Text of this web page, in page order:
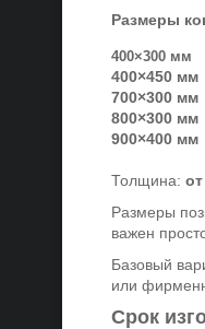
Размеры
400×300 мм
400×450 мм
700×300 мм
800×300 мм
900×400 мм
Толщина:
Размеры
важен
Базовый
или
Срок